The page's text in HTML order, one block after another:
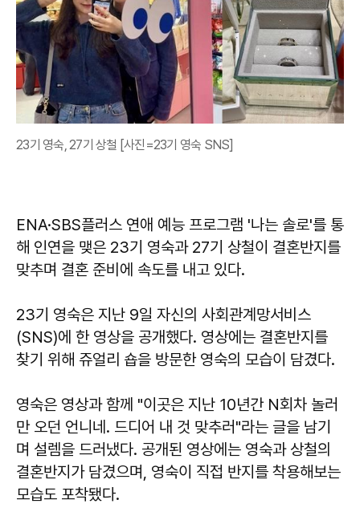
23기 영숙, 27기 상철 [사진=23기 영숙 SNS]
ENA·SBS플러스 연애 예능 프로그램 '나는 솔로'를 통
해 인연을 맺은 23기 영숙과 27기 상철이 결혼반지를
맞추며 결혼 준비에 속도를 내고 있다.
23기 영숙은 지난 9일 자신의 사회관계망서비스
(SNS)에 한 영상을 공개했다. 영상에는 결혼반지를
찾기 위해 쥬얼리 숍을 방문한 영숙의 모습이 담겼다.
영숙은 영상과 함께 "이곳은 지난 10년간 N회차 놀러
만 오던 언니네. 드디어 내 것 맞추러"라는 글을 남기
며 설렘을 드러냈다. 공개된 영상에는 영숙과 상철의
결혼반지가 담겼으며, 영숙이 직접 반지를 착용해보는
모습도 포착됐다.